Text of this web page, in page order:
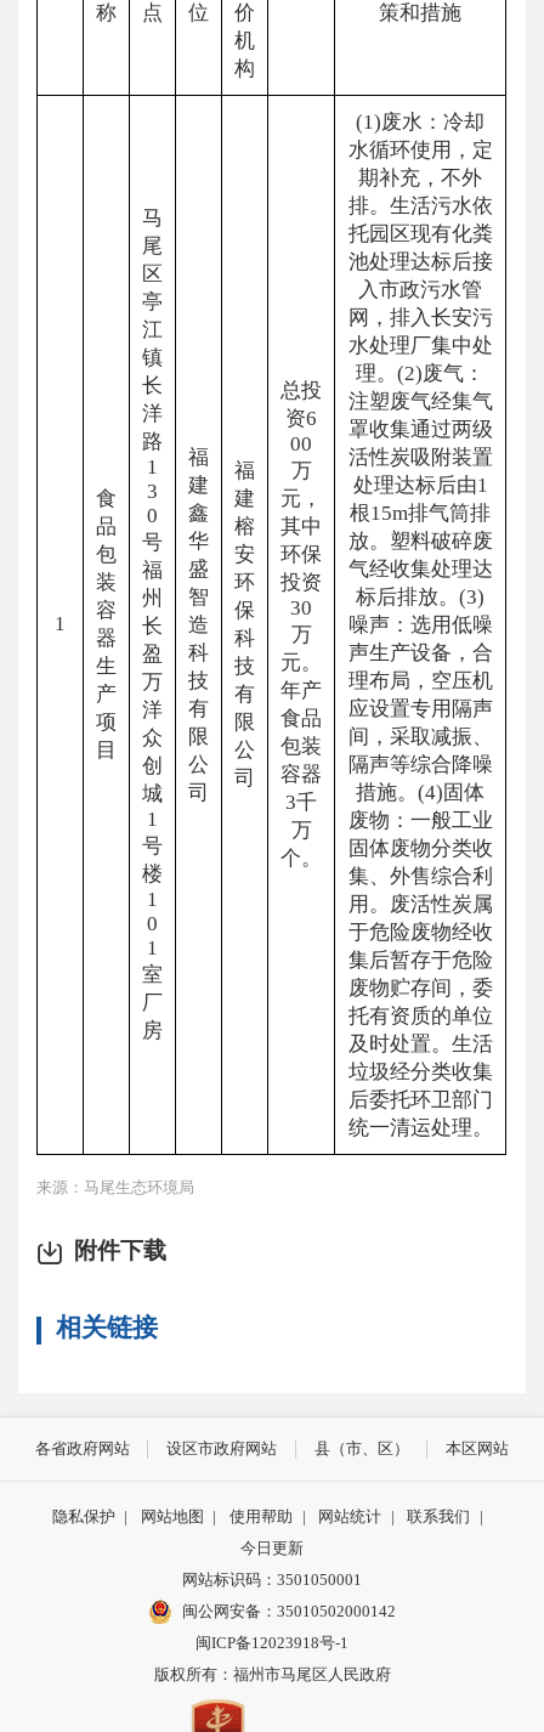
称
点
位
价
机
构
策和措施
1
食
品
包
装
容
器
生
产
项
目
马
尾
区
亭
江
镇
长
洋
路
1
3
0
号
福
州
长
盈
万
洋
众
创
城
1
号
楼
1
0
1
室
厂
房
福
建
鑫
华
盛
智
造
科
技
有
限
公
司
福
建
榕
安
环
保
科
技
有
限
公
司
总投
资6
00
万
元，
其中
环保
投资
30
万
元。
年产
食品
包装
容器
3千
万
个。
(1)废水：冷却
水循环使用，定
期补充，不外
排。生活污水依
托园区现有化粪
池处理达标后接
入市政污水管
网，排入长安污
水处理厂集中处
理。(2)废气：
注塑废气经集气
罩收集通过两级
活性炭吸附装置
处理达标后由1
根15m排气筒排
放。塑料破碎废
气经收集处理达
标后排放。(3)
噪声：选用低噪
声生产设备，合
理布局，空压机
应设置专用隔声
间，采取减振、
隔声等综合降噪
措施。(4)固体
废物：一般工业
固体废物分类收
集、外售综合利
用。废活性炭属
于危险废物经收
集后暂存于危险
废物贮存间，委
托有资质的单位
及时处置。生活
垃圾经分类收集
后委托环卫部门
统一清运处理。
来源：马尾生态环境局
附件下载
相关链接
各省政府网站 设区市政府网站 县（市、区） 本区网站
隐私保护 | 网站地图 | 使用帮助 | 网站统计 | 联系我们
|
今日更新
网站标识码：3501050001
闽公网安备：35010502000142
闽ICP备12023918号-1
版权所有：福州市马尾区人民政府